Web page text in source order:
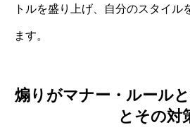
トルを盛り上げ、自分のスタイル
ます。
煽りがマナー・ルール
とその対